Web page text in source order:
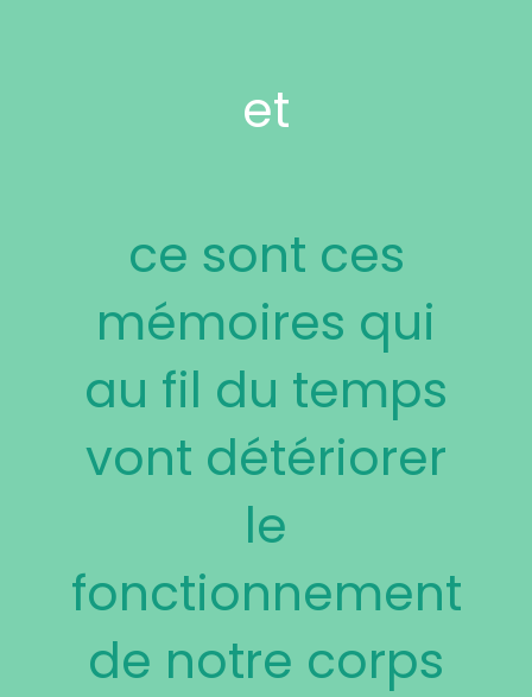
et
ce sont ces
mémoires qui
au fil du temps
vont détériorer
le
fonctionnement
de notre corps